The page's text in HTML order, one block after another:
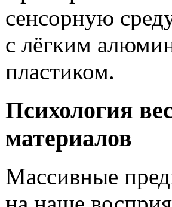
сенсорную
с лёгким
пластиком.
Психология
материалов
Массивные